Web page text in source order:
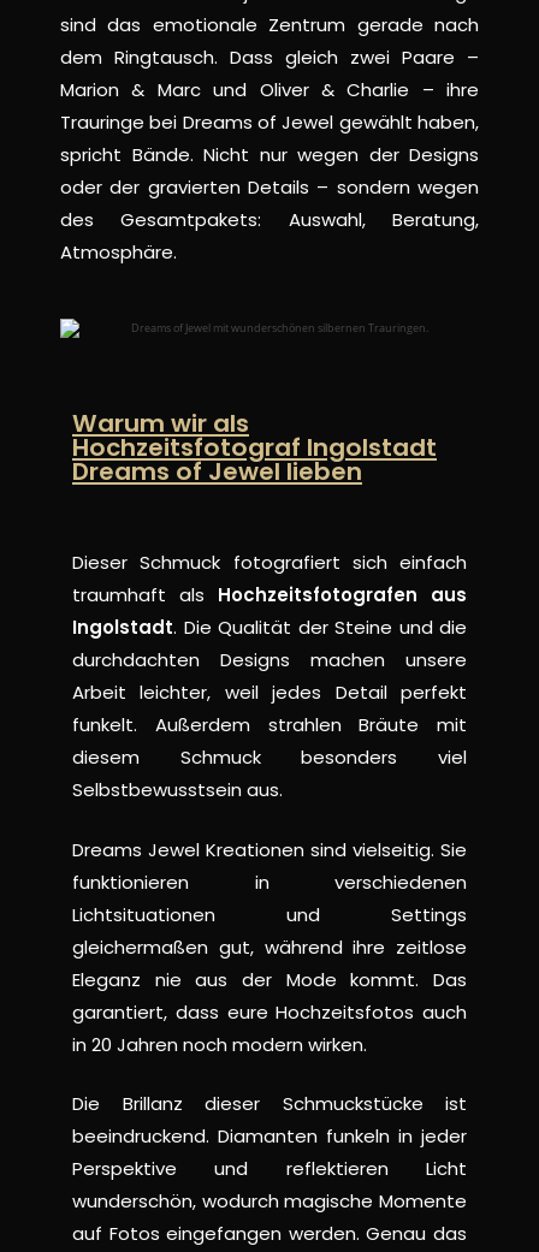
sind das emotionale Zentrum gerade nach
dem Ringtausch. Dass gleich zwei Paare –
Marion & Marc und Oliver & Charlie – ihre
Trauringe bei Dreams of Jewel gewählt haben,
spricht Bände. Nicht nur wegen der Designs
oder der gravierten Details – sondern wegen
des Gesamtpakets: Auswahl, Beratung,
Atmosphäre.
Warum wir als
Hochzeitsfotograf Ingolstadt
Dreams of Jewel lieben
Dieser Schmuck fotografiert sich einfach
traumhaft als Hochzeitsfotografen aus
Ingolstadt. Die Qualität der Steine und die
durchdachten Designs machen unsere
Arbeit leichter, weil jedes Detail perfekt
funkelt. Außerdem strahlen Bräute mit
diesem Schmuck besonders viel
Selbstbewusstsein aus.
Dreams Jewel Kreationen sind vielseitig. Sie
funktionieren in verschiedenen
Lichtsituationen und Settings
gleichermaßen gut, während ihre zeitlose
Eleganz nie aus der Mode kommt. Das
garantiert, dass eure Hochzeitsfotos auch
in 20 Jahren noch modern wirken.
Die Brillanz dieser Schmuckstücke ist
beeindruckend. Diamanten funkeln in jeder
Perspektive und reflektieren Licht
wunderschön, wodurch magische Momente
auf Fotos eingefangen werden. Genau das